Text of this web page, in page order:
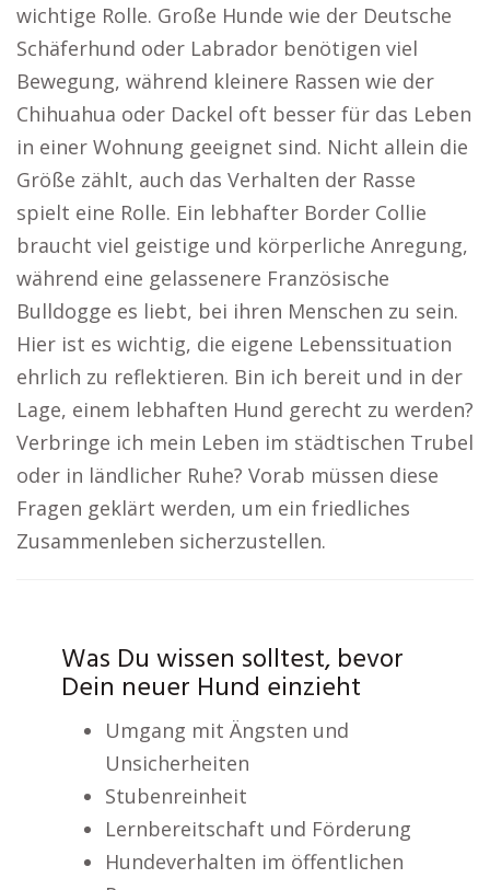
wichtige Rolle. Große Hunde wie der Deutsche
Schäferhund oder Labrador benötigen viel
Bewegung, während kleinere Rassen wie der
Chihuahua oder Dackel oft besser für das Leben
in einer Wohnung geeignet sind. Nicht allein die
Größe zählt, auch das Verhalten der Rasse
spielt eine Rolle. Ein lebhafter Border Collie
braucht viel geistige und körperliche Anregung,
während eine gelassenere Französische
Bulldogge es liebt, bei ihren Menschen zu sein.
Hier ist es wichtig, die eigene Lebenssituation
ehrlich zu reflektieren. Bin ich bereit und in der
Lage, einem lebhaften Hund gerecht zu werden?
Verbringe ich mein Leben im städtischen Trubel
oder in ländlicher Ruhe? Vorab müssen diese
Fragen geklärt werden, um ein friedliches
Zusammenleben sicherzustellen.
Was Du wissen solltest, bevor
Dein neuer Hund einzieht
Umgang mit Ängsten und
Unsicherheiten
Stubenreinheit
Lernbereitschaft und Förderung
Hundeverhalten im öffentlichen